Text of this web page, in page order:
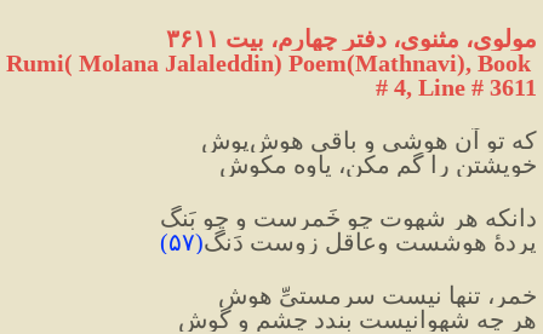
مولوی، مثنوی، دفتر چهارم، بیت ۳۶۱۱
Rumi( Molana Jalaleddin) Poem(Mathnavi), Book
# 4, Line # 3611
که تو آن هوشی و باقی هوش‌پوش
خویشتن را گم مکن، یاوه مکوش
دانکه هر شهوت چو خَمرست و چو بَنگ
پردهٔ هوشست وعاقل زوست دَنگ(۵۷)
خمر، تنها نیست سرمستیِّ هوش
هر چه شهوانیست بندد چشم و گوش